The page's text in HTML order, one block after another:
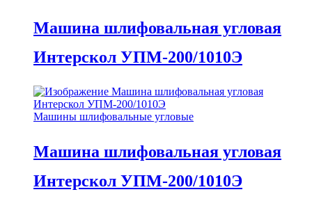
Машина шлифовальная угловая
Интерскол УПМ-200/1010Э
Машины шлифовальные угловые
Машина шлифовальная угловая
Интерскол УПМ-200/1010Э